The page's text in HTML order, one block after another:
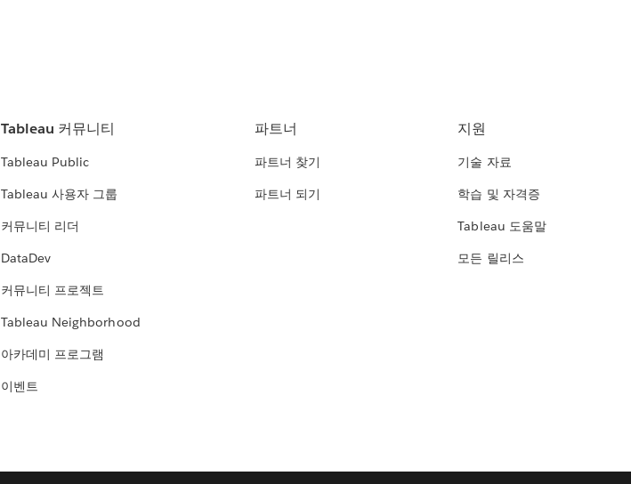
Tableau 커뮤니티
Tableau Public
Tableau 사용자 그룹
커뮤니티 리더
DataDev
커뮤니티 프로젝트
Tableau Neighborhood
아카데미 프로그램
이벤트
파트너
파트너 찾기
파트너 되기
지원
기술 자료
학습 및 자격증
Tableau 도움말
모든 릴리스